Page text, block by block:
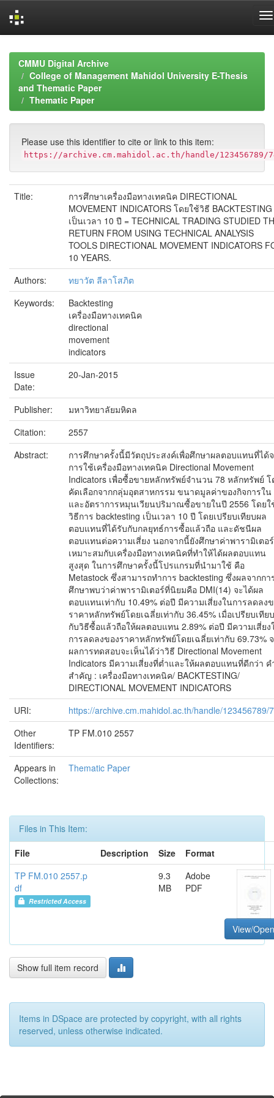
navigationCMMU Digital Archive
College of Management Mahidol University E-Thesis
and Thematic Paper
Thematic Paper
Please use this identifier to cite or link to this item:
https://archive.cm.mahidol.ac.th/handle/123456789/
Title:
การศึกษาเครื่องมือทางเทคนิค DIRECTIONAL
MOVEMENT INDICATORS โดยใช้วิธี BACKTESTING
เป็นเวลา 10 ปี = TECHNICAL TRADING STUDIED
RETURN FROM USING TECHNICAL ANALYSIS
TOOLS DIRECTIONAL MOVEMENT INDICATORS
10 YEARS.
Authors:
ทยาวัต ลีลาโสภิต
Keywords:
Backtesting
เครื่องมือทางเทคนิค
directional
movement
indicators
Issue
Date:
20-Jan-2015
Publisher:
มหาวิทยาลัยมหิดล
Citation:
2557
Abstract:
การศึกษาครั้งนี้มีวัตถุประสงค์เพื่อศึกษาผลตอบแทนที่ได้
การใช้เครื่องมือทางเทคนิค Directional Movement
Indicators เพื่อซื้อขายหลักทรัพย์จำนวน 78 หลักทรัพย์ โ
คัดเลือกจากกลุ่มอุตสาหกรรม ขนาดมูลค่าของกิจการใน
และอัตราการหมุนเวียนปริมาณซื้อขายในปี 2556 โดยใ
วิธีการ backtesting เป็นเวลา 10 ปี โดยเปรียบเทียบผล
ตอบแทนที่ได้รับกับกลยุทธ์การซื้อแล้วถือ และดัชนีผล
ตอบแทนต่อความเสี่ยง นอกจากนี้ยังศึกษาค่าพารามิเตอ
เหมาะสมกับเครื่องมือทางเทคนิคที่ทำให้ได้ผลตอบแทน
สูงสุด ในการศึกษาครั้งนี้โปรแกรมที่นำมาใช้ คือ
Metastock ซึ่งสามารถทำการ backtesting ซึ่งผลจากกา
ศึกษาพบว่าค่าพารามิเตอร์ที่นิยมคือ DMI(14) จะได้ผล
ตอบแทนเท่ากับ 10.49% ต่อปี มีความเสี่ยงในการลดลง
ราคาหลักทรัพย์โดยเฉลี่ยเท่ากับ 36.45% เมื่อเปรียบเทียบ
กับวิธีซื้อแล้วถือให้ผลตอบแทน 2.89% ต่อปี มีความเสี่ยง
การลดลงของราคาหลักทรัพย์โดยเฉลี่ยเท่ากับ 69.73%
ผลการทดสอบจะเห็นได้ว่าวิธี Directional Movement
Indicators มีความเสี่ยงที่ต่ำและให้ผลตอบแทนที่ดีกว่า ค
สำคัญ : เครื่องมือทางเทคนิค/ BACKTESTING/
DIRECTIONAL MOVEMENT INDICATORS
URI:
https://archive.cm.mahidol.ac.th/handle/123456789/
Other
Identifiers:
TP FM.010 2557
Appears in
Collections:
Thematic Paper
Files in This Item:
File
Description Size
Format
TP FM.010 2557.p
df
Restricted Access
9.3
MB
Adobe
PDF
View/Open
Show full item record
Items in DSpace are protected by copyright, with all rights
reserved, unless otherwise indicated.